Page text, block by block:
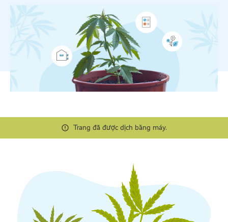
Trang đã được dịch bằng máy.